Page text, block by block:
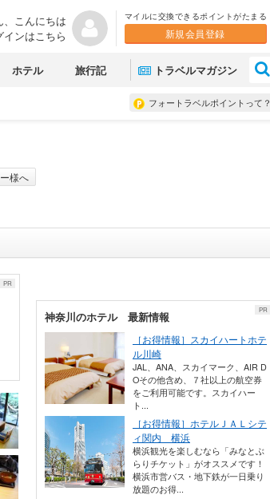
、こんにちは
インはこちら
マイルに交換できるポイントがたまる
新規会員登録
ホテル 旅行記 トラベルマガジン
フォートラベルポイントって？
様へ
PR
PR
神奈川のホテル 最新情報
［お得情報］スカイハートホテ
ル川崎
JAL、ANA、スカイマーク、AIR D
Oその他含め、７社以上の航空券
をご利用可能です。スカイハー
ト...
［お得情報］ホテルＪＡＬシテ
ィ関内 横浜
横浜観光を楽しむなら「みなとぶ
らりチケット」がオススメです！
横浜市営バス・地下鉄が一日乗り
放題のお得...